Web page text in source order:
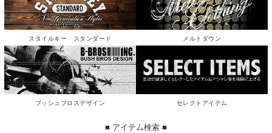
スタイルキー スタンダード メルトダウン
ブッシュブロスデザイン セレクトアイテム
■ アイテム検索 ■